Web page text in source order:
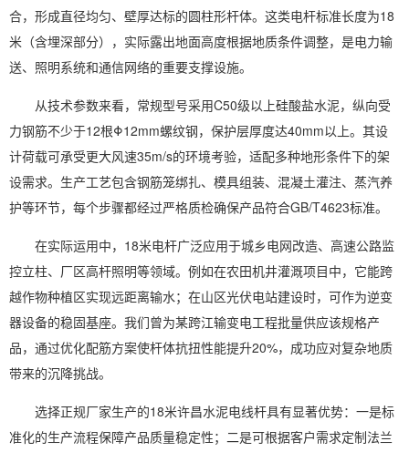
合，形成直径均匀、壁厚达标的圆柱形杆体。这类电杆标准长度为18
米（含埋深部分），实际露出地面高度根据地质条件调整，是电力输
送、照明系统和通信网络的重要支撑设施。
从技术参数来看，常规型号采用C50级以上硅酸盐水泥，纵向受
力钢筋不少于12根Φ12mm螺纹钢，保护层厚度达40mm以上。其设
计荷载可承受更大风速35m/s的环境考验，适配多种地形条件下的架
设需求。生产工艺包含钢筋笼绑扎、模具组装、混凝土灌注、蒸汽养
护等环节，每个步骤都经过严格质检确保产品符合GB/T4623标准。
在实际运用中，18米电杆广泛应用于城乡电网改造、高速公路监
控立柱、厂区高杆照明等领域。例如在农田机井灌溉项目中，它能跨
越作物种植区实现远距离输水；在山区光伏电站建设时，可作为逆变
器设备的稳固基座。我们曾为某跨江输变电工程批量供应该规格产
品，通过优化配筋方案使杆体抗扭性能提升20%，成功应对复杂地质
带来的沉降挑战。
选择正规厂家生产的18米许昌水泥电线杆具有显著优势：一是标
准化的生产流程保障产品质量稳定性；二是可根据客户需求定制法兰